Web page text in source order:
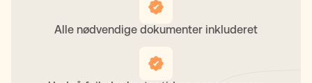
Alle nødvendige dokumenter inkluderet